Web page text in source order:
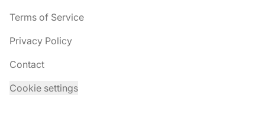
Terms of Service
Privacy Policy
Contact
Cookie settings